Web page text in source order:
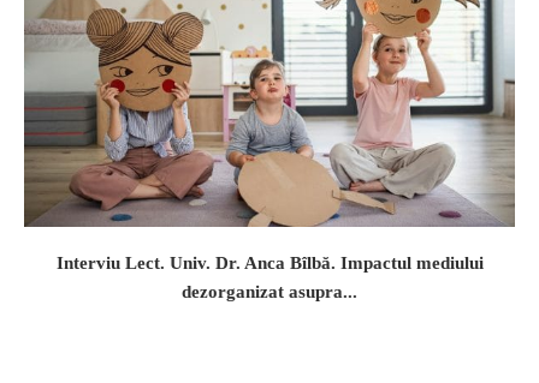
Interviu Lect. Univ. Dr. Anca Bîlbă. Impactul mediului
dezorganizat asupra...